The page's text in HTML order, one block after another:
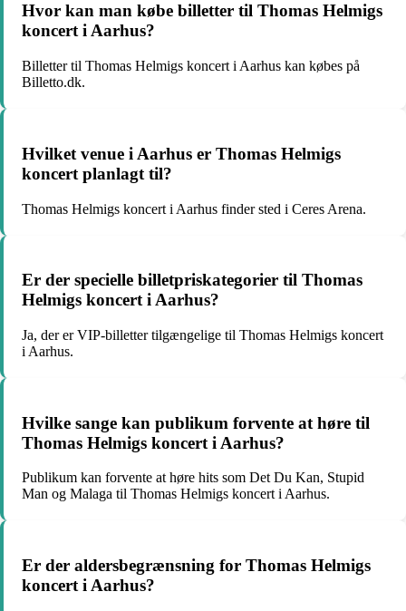
Hvor kan man købe billetter til Thomas Helmigs
koncert i Aarhus?
Billetter til Thomas Helmigs koncert i Aarhus kan købes på
Billetto.dk.
Hvilket venue i Aarhus er Thomas Helmigs
koncert planlagt til?
Thomas Helmigs koncert i Aarhus finder sted i Ceres Arena.
Er der specielle billetpriskategorier til Thomas
Helmigs koncert i Aarhus?
Ja, der er VIP-billetter tilgængelige til Thomas Helmigs koncert
i Aarhus.
Hvilke sange kan publikum forvente at høre til
Thomas Helmigs koncert i Aarhus?
Publikum kan forvente at høre hits som Det Du Kan, Stupid
Man og Malaga til Thomas Helmigs koncert i Aarhus.
Er der aldersbegrænsning for Thomas Helmigs
koncert i Aarhus?